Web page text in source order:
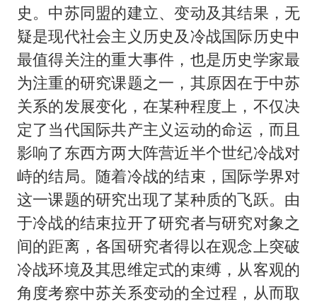
史。中苏同盟的建立、变动及其结果，无
疑是现代社会主义历史及冷战国际历史中
最值得关注的重大事件，也是历史学家最
为注重的研究课题之一，其原因在于中苏
关系的发展变化，在某种程度上，不仅决
定了当代国际共产主义运动的命运，而且
影响了东西方两大阵营近半个世纪冷战对
峙的结局。随着冷战的结束，国际学界对
这一课题的研究出现了某种质的飞跃。由
于冷战的结束拉开了研究者与研究对象之
间的距离，各国研究者得以在观念上突破
冷战环境及其思维定式的束缚，从客观的
角度考察中苏关系变动的全过程，从而取